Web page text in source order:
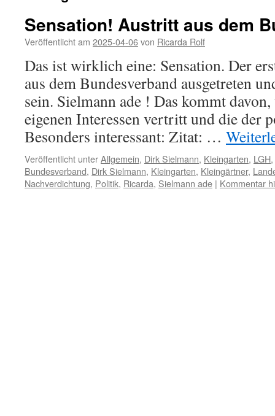
Sensation! Austritt aus dem
Veröffentlicht am 2025-04-06von Ricarda Rolf
Das ist wirklich eine: Sensation. Der
aus dem Bundesverband ausgetreten
sein. Sielmann ade ! Das kommt
eigenen Interessen vertritt und die der
Besonders interessant: Zitat: …
Veröffentlicht unterAllgemein, Dirk Sielmann, Kleingarten, LGH,
Bundesverband, Dirk Sielmann, Kleingarten, Kleingärtner,
Nachverdichtung, Politik, Ricarda, Sielmann ade | Kommentar